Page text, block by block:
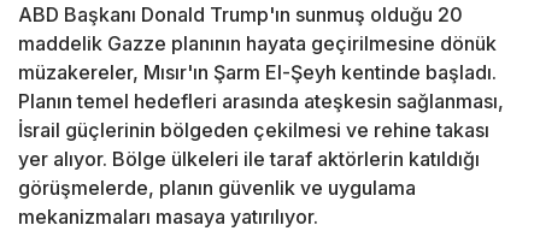
ABD Başkanı Donald Trump'ın sunmuş olduğu 20
maddelik Gazze planının hayata geçirilmesine dönük
müzakereler, Mısır'ın Şarm El-Şeyh kentinde başladı.
Planın temel hedefleri arasında ateşkesin sağlanması,
İsrail güçlerinin bölgeden çekilmesi ve rehine takası
yer alıyor. Bölge ülkeleri ile taraf aktörlerin katıldığı
görüşmelerde, planın güvenlik ve uygulama
mekanizmaları masaya yatırılıyor.